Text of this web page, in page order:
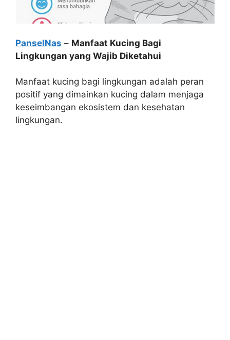
PanselNas – Manfaat Kucing Bagi
Lingkungan yang Wajib Diketahui
Manfaat kucing bagi lingkungan adalah peran
positif yang dimainkan kucing dalam menjaga
keseimbangan ekosistem dan kesehatan
lingkungan.